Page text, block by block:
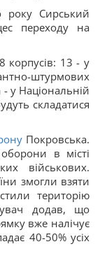
року Сирський
переходу на
корпусів: 13 - у
штурмових
- у Національній
складатися
Покровська.
в місті
військових.
змогли взяти
територію
додав, що
вже налічує
40-50% усіх